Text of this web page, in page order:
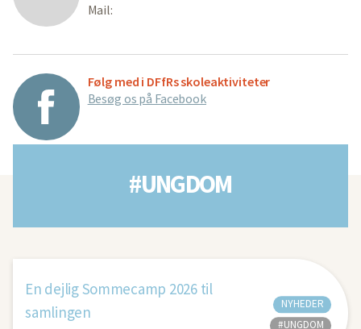
Mail:
Følg med i DFfRs skoleaktiviteter
Besøg os på Facebook
#UNGDOM
En dejlig Sommecamp 2026 til
samlingen
NYHEDER
#UNGDOM